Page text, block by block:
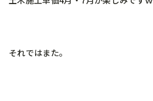
それではまた。